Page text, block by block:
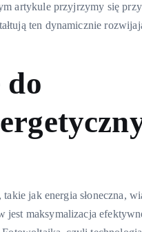
artykule przyjrzymy się
ten dynamicznie
do
jak energia słoneczna,
jest maksymalizacja